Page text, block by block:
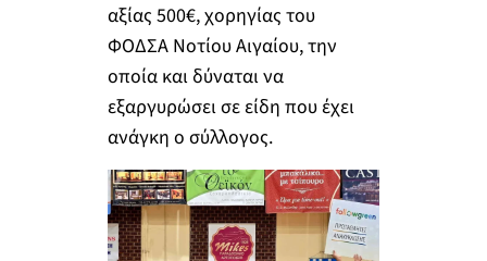
αξίας 500€, χορηγίας του
ΦΟΔΣΑ Νοτίου Αιγαίου, την
οποία και δύναται να
εξαργυρώσει σε είδη που έχει
ανάγκη ο σύλλογος.